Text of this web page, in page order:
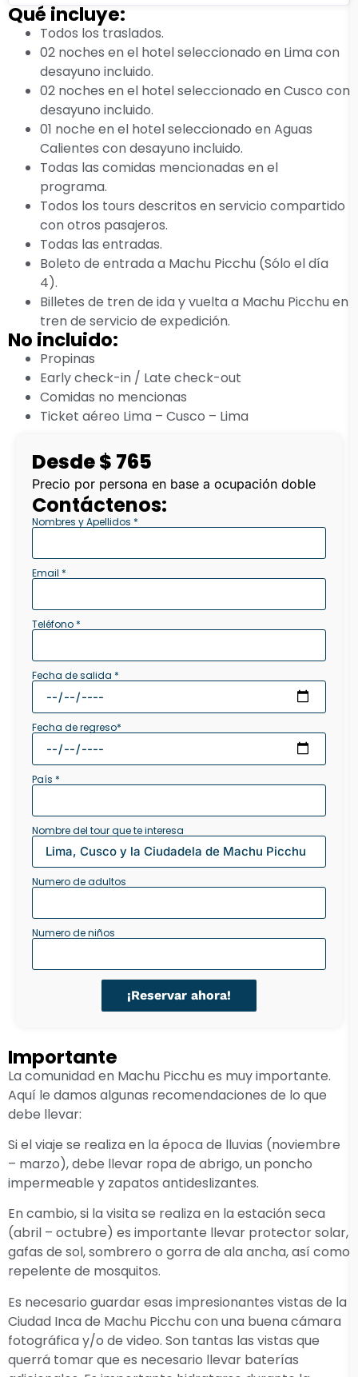
Qué incluye:
Todos los traslados.
02 noches en el hotel seleccionado en Lima con
desayuno incluido.
02 noches en el hotel seleccionado en Cusco con
desayuno incluido.
01 noche en el hotel seleccionado en Aguas
Calientes con desayuno incluido.
Todas las comidas mencionadas en el
programa.
Todos los tours descritos en servicio compartido
con otros pasajeros.
Todas las entradas.
Boleto de entrada a Machu Picchu (Sólo el día
4).
Billetes de tren de ida y vuelta a Machu Picchu en
tren de servicio de expedición.
No incluido:
Propinas
Early check-in / Late check-out
Comidas no mencionas
Ticket aéreo Lima – Cusco – Lima
Desde $ 765
Precio por persona en base a ocupación doble
Contáctenos:
Nombres y Apellidos *
Email *
Teléfono *
Fecha de salida *
Fecha de regreso*
País *
Nombre del tour que te interesa
Numero de adultos
Numero de niños
¡Reservar ahora!
Importante
La comunidad en Machu Picchu es muy importante.
Aquí le damos algunas recomendaciones de lo que
debe llevar:
Si el viaje se realiza en la época de lluvias (noviembre
– marzo), debe llevar ropa de abrigo, un poncho
impermeable y zapatos antideslizantes.
En cambio, si la visita se realiza en la estación seca
(abril – octubre) es importante llevar protector solar,
gafas de sol, sombrero o gorra de ala ancha, así como
repelente de mosquitos.
Es necesario guardar esas impresionantes vistas de la
Ciudad Inca de Machu Picchu con una buena cámara
fotográfica y/o de video. Son tantas las vistas que
querrá tomar que es necesario llevar baterías